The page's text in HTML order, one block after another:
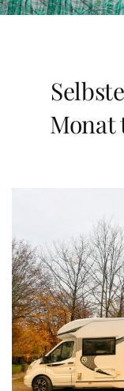
Monat